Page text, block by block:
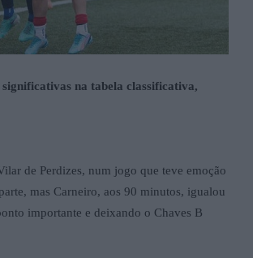
na tabela classificativa,
de Perdizes, num jogo que teve emoção
mas Carneiro, aos 90 minutos, igualou
importante e deixando o Chaves B